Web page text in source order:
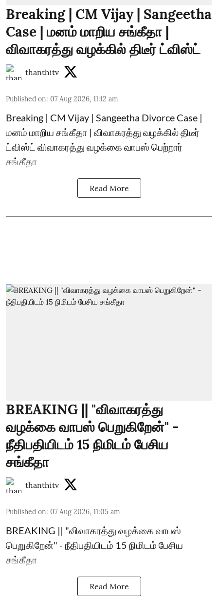
Breaking | CM Vijay | Sangeetha
Case | மனம் மாறிய சங்கீதா |
விவாகரத்து வழக்கில் திடீர் ட்விஸ்ட்
thanthitv
Published on: 07 Aug 2026, 11:12 am
Breaking | CM Vijay | Sangeetha Divorce Case |
மனம் மாறிய சங்கீதா | விவாகரத்து வழக்கில் திடீர்
ட்விஸ்ட் விவாகரத்து வழக்கை வாபஸ் பெற்றார்
சங்கீதா
Read More
BREAKING || "விவாகரத்து
வழக்கை வாபஸ் பெறுகிறேன்" -
நீதிபதியிடம் 15 நிமிடம் பேசிய
சங்கீதா
thanthitv
Published on: 07 Aug 2026, 11:05 am
BREAKING || "விவாகரத்து வழக்கை வாபஸ்
பெறுகிறேன்" - நீதிபதியிடம் 15 நிமிடம் பேசிய
சங்கீதா
Read More